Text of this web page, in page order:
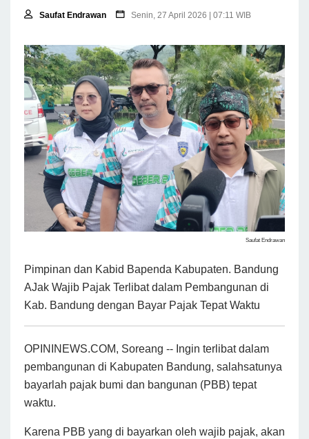
Saufat Endrawan Senin, 27 April 2026 | 07:11 WIB
Saufat Endrawan
Pimpinan dan Kabid Bapenda Kabupaten. Bandung
AJak Wajib Pajak Terlibat dalam Pembangunan di
Kab. Bandung dengan Bayar Pajak Tepat Waktu
OPININEWS.COM, Soreang -- Ingin terlibat dalam
pembangunan di Kabupaten Bandung, salahsatunya
bayarlah pajak bumi dan bangunan (PBB) tepat
waktu.
Karena PBB yang di bayarkan oleh wajib pajak, akan